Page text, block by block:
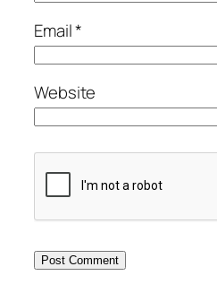
Email*
Website